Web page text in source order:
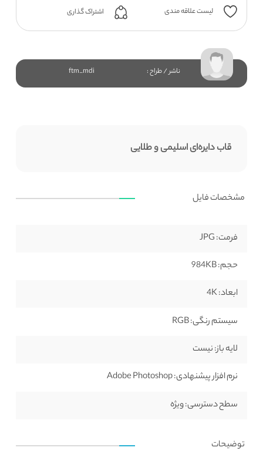
لیست علاقه مندی اشتراک گذاری
ناشر / طراح : ftm_mdi
قاب دایره‌ای اسلیمی و طلایی
مشخصات فایل
فرمت:
حجم:
ابعاد:
سیستم رنگی:
لایه باز:نیست
نرم افزار پیشنهادی:
سطح دسترسی:ویژه
توضیحات